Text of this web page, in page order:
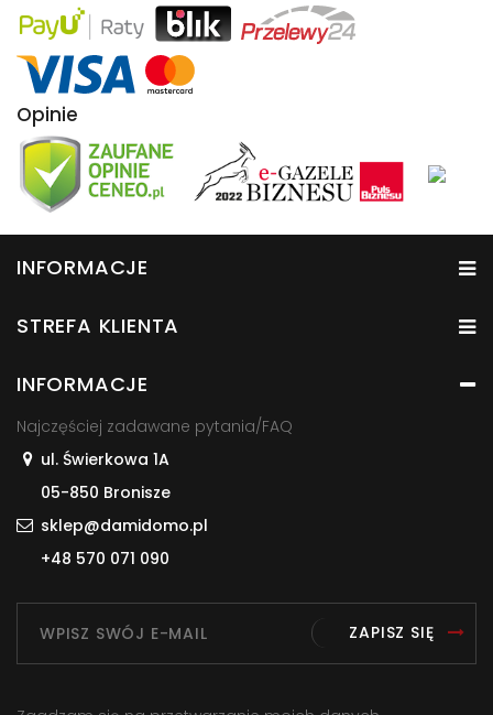
Opinie
INFORMACJE
STREFA KLIENTA
INFORMACJE
Najczęściej zadawane pytania/FAQ
ul. Świerkowa 1A
05-850 Bronisze
sklep@damidomo.pl
+48 570 071 090
ZAPISZ SIĘ